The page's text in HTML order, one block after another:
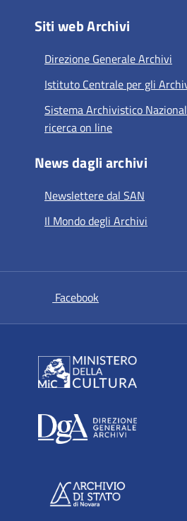
Siti web Archivi
Direzione Generale Archivi
Istituto Centrale per gli
Sistema Archivistico
ricerca on line
News dagli archivi
Newslettere dal SAN
Il Mondo degli Archivi
Facebook